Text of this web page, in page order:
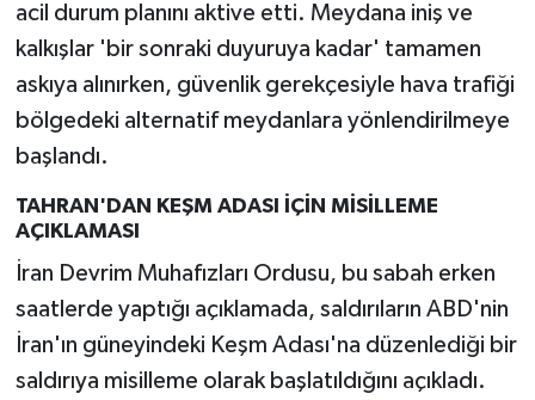
acil durum planını aktive etti. Meydana iniş ve
kalkışlar 'bir sonraki duyuruya kadar' tamamen
askıya alınırken, güvenlik gerekçesiyle hava trafiği
bölgedeki alternatif meydanlara yönlendirilmeye
başlandı.
TAHRAN'DAN KEŞM ADASI İÇİN MİSİLLEME
AÇIKLAMASI
İran Devrim Muhafızları Ordusu, bu sabah erken
saatlerde yaptığı açıklamada, saldırıların ABD'nin
İran'ın güneyindeki Keşm Adası'na düzenlediği bir
saldırıya misilleme olarak başlatıldığını açıkladı.